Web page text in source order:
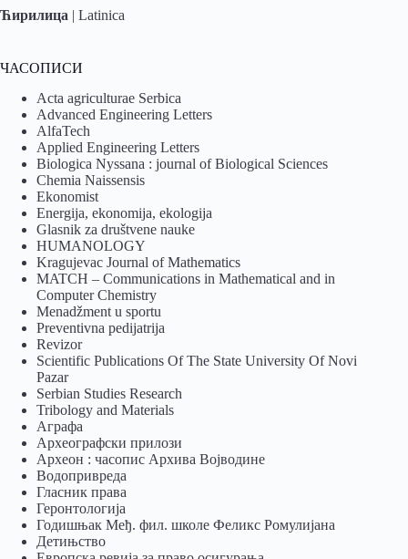
Ћирилица | Latinica
ЧАСОПИСИ
Acta agriculturae Serbica
Advanced Engineering Letters
AlfaTech
Applied Engineering Letters
Biologica Nyssana : journal of Biological Sciences
Chemia Naissensis
Ekonomist
Energija, ekonomija, ekologija
Glasnik za društvene nauke
HUMANOLOGY
Kragujevac Journal of Mathematics
MATCH – Communications in Mathematical and in
Computer Chemistry
Menadžment u sportu
Preventivna pedijatrija
Revizor
Scientific Publications Of The State University Of Novi
Pazar
Serbian Studies Research
Tribology and Materials
Аграфа
Археографски прилози
Археон : часопис Архива Војводине
Водопривреда
Гласник права
Геронтологија
Годишњак Међ. фил. школе Феликс Ромулијана
Детињство